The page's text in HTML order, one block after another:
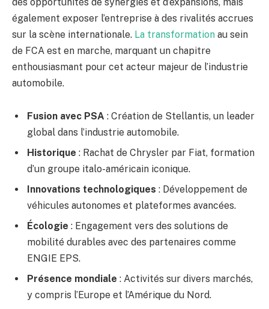
également exposer l’entreprise à des rivalités accrues
sur la scène internationale. La transformation au sein
de FCA est en marche, marquant un chapitre
enthousiasmant pour cet acteur majeur de l’industrie
automobile.
Fusion avec PSA : Création de Stellantis, un leader
global dans l’industrie automobile.
Historique : Rachat de Chrysler par Fiat, formation
d’un groupe italo-américain iconique.
Innovations technologiques : Développement de
véhicules autonomes et plateformes avancées.
Écologie : Engagement vers des solutions de
mobilité durables avec des partenaires comme
ENGIE EPS.
Présence mondiale : Activités sur divers marchés,
y compris l’Europe et l’Amérique du Nord.